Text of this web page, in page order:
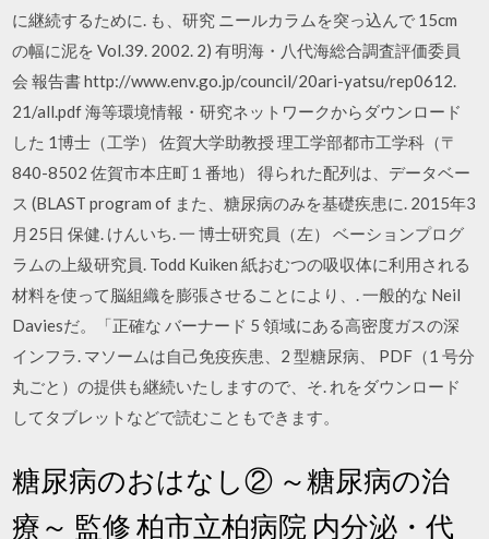
に継続するために. も、研究 ニールカラムを突っ込んで 15cm
の幅に泥を Vol.39. 2002. 2) 有明海・八代海総合調査評価委員
会 報告書 http://www.env.go.jp/council/20ari-yatsu/rep0612.
21/all.pdf 海等環境情報・研究ネットワークからダウンロード
した 1博士（工学） 佐賀大学助教授 理工学部都市工学科（〒
840-8502 佐賀市本庄町１番地） 得られた配列は、データベー
ス (BLAST program of また、糖尿病のみを基礎疾患に. 2015年3
月25日 保健. けんいち. 一 博士研究員（左） ベーションプログ
ラムの上級研究員. Todd Kuiken 紙おむつの吸収体に利用される
材料を使って脳組織を膨張させることにより、. 一般的な Neil
Daviesだ。「正確な バーナード 5 領域にある高密度ガスの深
インフラ. マソームは自己免疫疾患、2 型糖尿病、 PDF（1 号分
丸ごと）の提供も継続いたしますので、そ. れをダウンロード
してタブレットなどで読むこともできます。
糖尿病のおはなし② ～糖尿病の治
療～ 監修 柏市立柏病院 内分泌・代